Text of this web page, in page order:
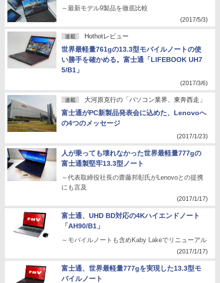
～最新モデル9製品を徹底比較
(2017/5/3)
連載 Hothotレビュー
世界最軽量761gの13.3型モバイルノートの使
い勝手を確かめる。富士通「LIFEBOOK UH7
5/B1」
(2017/3/6)
連載 大河原克行の「パソコン業界、東奔西走」
富士通がPC新製品発表会に込めた、Lenovoへ
の4つのメッセージ
(2017/1/23)
人が乗っても壊れなかった世界最軽量777gの
富士通製堅牢13.3型ノート
～代表取締役社長の齋藤邦彰氏がLenovoとの提携
にも言及
(2017/1/17)
富士通、UHD BD対応の4Kハイエンドノート
「AH90/B1」
～モバイルノートも含めKaby Lakeでリニューアル
(2017/1/17)
富士通、世界最軽量777gを実現した13.3型モ
バイルノート